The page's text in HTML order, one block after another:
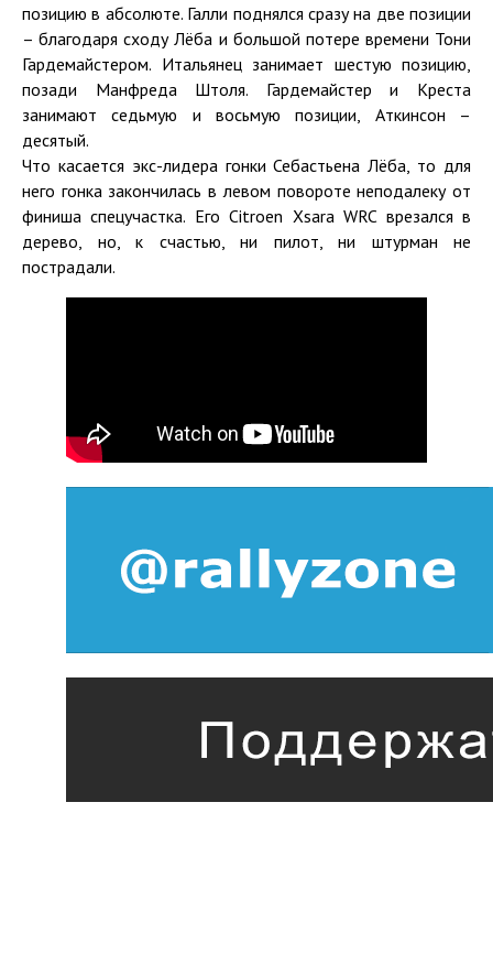
позицию в абсолюте. Галли поднялся сразу на две позиции
– благодаря сходу Лёба и большой потере времени Тони
Гардемайстером. Итальянец занимает шестую позицию,
позади Манфреда Штоля. Гардемайстер и Креста
занимают седьмую и восьмую позиции, Аткинсон –
десятый.
Что касается экс-лидера гонки Себастьена Лёба, то для
него гонка закончилась в левом повороте неподалеку от
финиша спецучастка. Его Citroen Xsara WRC врезался в
дерево, но, к счастью, ни пилот, ни штурман не
пострадали.